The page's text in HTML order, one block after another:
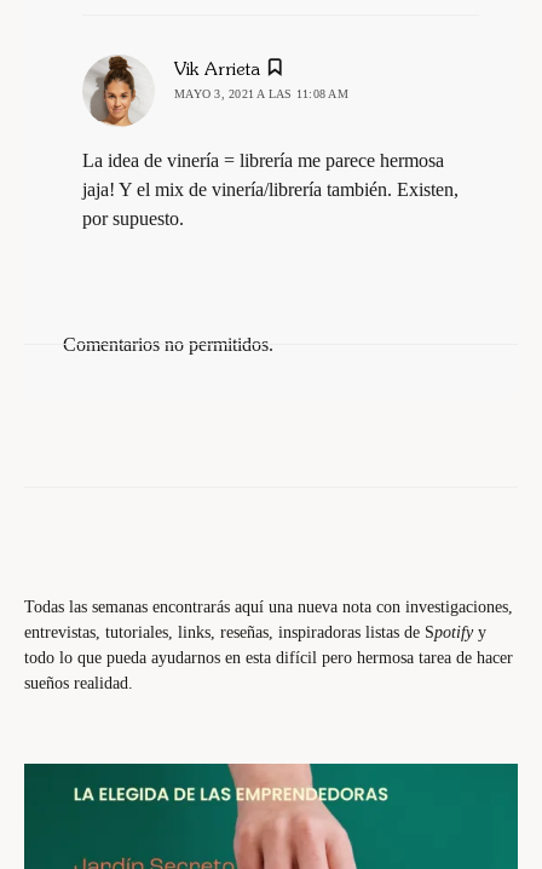
Vik Arrieta
MAYO 3, 2021 A LAS 11:08 AM
La idea de vinería = librería me parece hermosa
jaja! Y el mix de vinería/librería también. Existen,
por supuesto.
Comentarios no permitidos.
Todas las semanas encontrarás aquí una nueva nota con investigaciones,
entrevistas, tutoriales, links, reseñas, inspiradoras listas de Spotify y
todo lo que pueda ayudarnos en esta difícil pero hermosa tarea de hacer
sueños realidad.